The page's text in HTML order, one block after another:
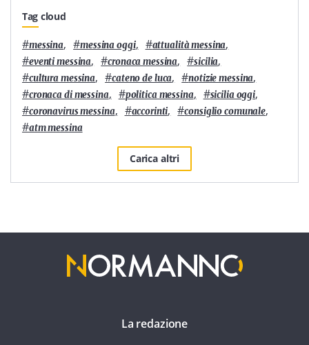
Tag cloud
#messina, #messina oggi, #attualità messina,
#eventi messina, #cronaca messina, #sicilia,
#cultura messina, #cateno de luca, #notizie messina,
#cronaca di messina, #politica messina, #sicilia oggi,
#coronavirus messina, #accorinti, #consiglio comunale,
#atm messina
Carica altri
La redazione